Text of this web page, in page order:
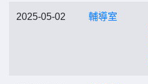
2025-05-02 輔導室